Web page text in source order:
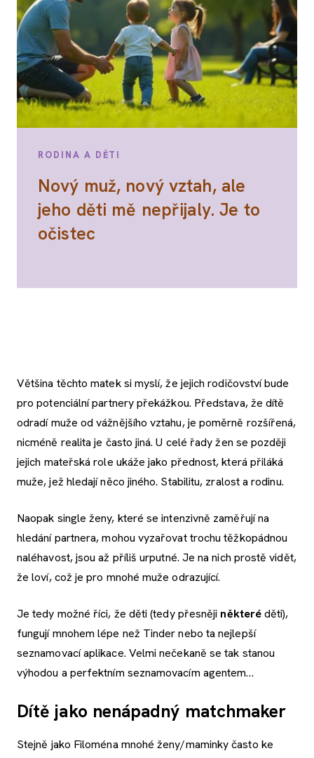
RODINA A DĚTI
Nový muž, nový vztah, ale
jeho děti mě nepřijaly. Je to
očistec
Většina těchto matek si myslí, že jejich rodičovství bude
pro potenciální partnery překážkou. Představa, že dítě
odradí muže od vážnějšího vztahu, je poměrně rozšířená,
nicméně realita je často jiná. U celé řady žen se později
jejich mateřská role ukáže jako přednost, která přiláká
muže, jež hledají něco jiného. Stabilitu, zralost a rodinu.
Naopak single ženy, které se intenzivně zaměřují na
hledání partnera, mohou vyzařovat trochu těžkopádnou
naléhavost, jsou až příliš urputné. Je na nich prostě vidět,
že loví, což je pro mnohé muže odrazující.
Je tedy možné říci, že děti (tedy přesněji některéděti),
fungují mnohem lépe než Tinder nebo ta nejlepší
seznamovací aplikace. Velmi nečekaně se tak stanou
výhodou a perfektním seznamovacím agentem…
Dítě jako nenápadný matchmaker
Stejně jako Filoména mnohé ženy/maminky často ke